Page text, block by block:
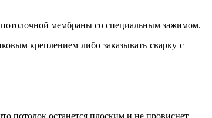
потолочной мембраны со специальным зажимом.
креплением либо заказывать сварку с
потолок останется плоским и не провиснет.